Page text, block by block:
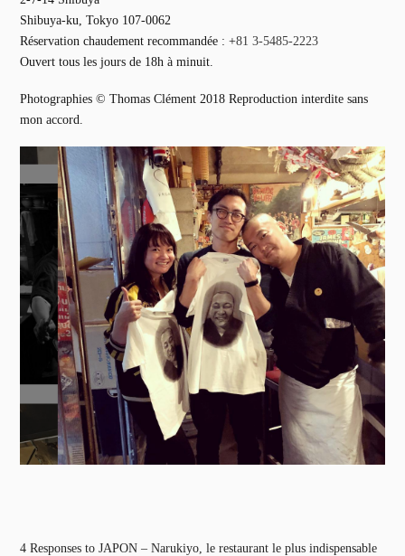
Shibuya-ku, Tokyo 107-0062
Réservation chaudement recommandée : +81 3-5485-2223
Ouvert tous les jours de 18h à minuit.
Photographies © Thomas Clément 2018 Reproduction interdite sans
mon accord.
4 Responses to JAPON – Narukiyo, le restaurant le plus indispensable